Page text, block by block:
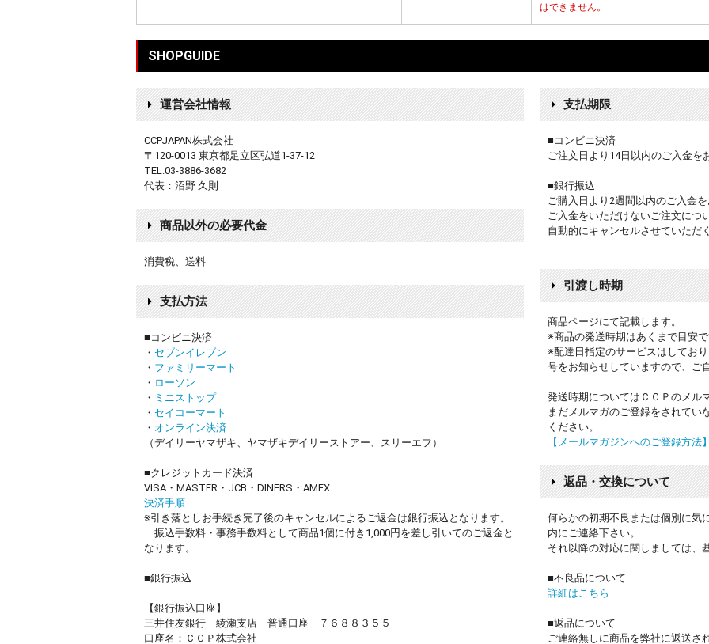
はできません。
SHOPGUIDE
運営会社情報
CCPJAPAN株式会社
〒120-0013 東京都足立区弘道1-37-12
TEL:03-3886-3682
代表：沼野 久則
商品以外の必要代金
消費税、送料
支払方法
■コンビニ決済
・ セブンイレブン
・ ファミリーマート
・ ローソン
・ ミニストップ
・ セイコーマート
・ オンライン決済
（デイリーヤマザキ、ヤマザキデイリーストアー、スリーエフ）
■クレジットカード決済
VISA・MASTER・JCB・DINERS・AMEX
決済手順
※引き落としお手続き完了後のキャンセルによるご返金は銀行振込となります。
振込手数料・事務手数料として商品1個に付き1,000円を差し引いてのご返金と
なります。
■銀行振込
【銀行振込口座】
三井住友銀行 綾瀬支店 普通口座 ７６８８３５５
口座名：ＣＣＰ株式会社
支払期限
■コンビニ決済
ご注文日より14日以内のご入金を
■銀行振込
ご購入日より2週間以内のご入金を
ご入金をいただけないご注文につ
自動的にキャンセルさせていただ
引渡し時期
商品ページにて記載します。
※商品の発送時期はあくまで目安
※配達日指定のサービスはしてお
号をお知らせしていますので、ご
発送時期についてはＣＣＰのメル
まだメルマガのご登録をされてい
ください。
【メールマガジンへのご登録方法】
返品・交換について
何らかの初期不良または個別に気
内にご連絡下さい。
それ以降の対応に関しましては、
■不良品について
詳細はこちら
■返品について
ご連絡無しに商品を弊社に返送さ